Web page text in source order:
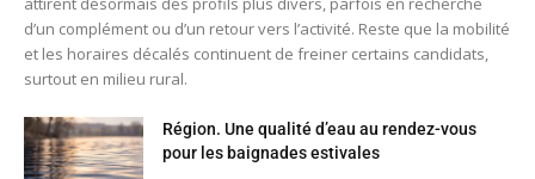
d’un complément ou d’un retour vers l’activité. Reste que la mobilité
et les horaires décalés continuent de freiner certains candidats,
surtout en milieu rural.
Région. Une qualité d’eau au rendez-vous
pour les baignades estivales